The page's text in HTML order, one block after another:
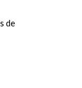
de